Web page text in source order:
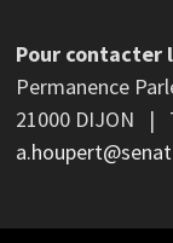
Pour contacter
Permanence
21000 DIJON |